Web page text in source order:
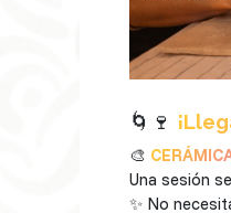
🌀🍷
🎨
Una sesión
✨ No